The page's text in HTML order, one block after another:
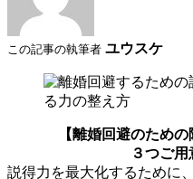
この記事の執筆者 ユウスケ
【離婚回避のため
３つご用
説得力を最大化するために